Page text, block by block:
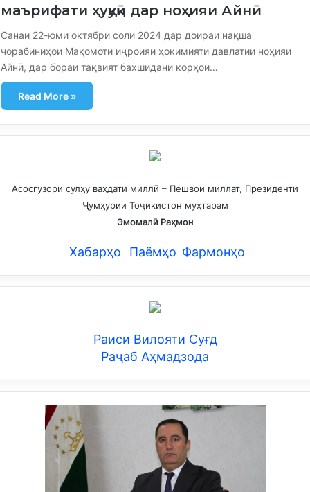
маърифати ҳуқуқӣ дар ноҳияи Айнӣ
Санаи 22-юми октябри соли 2024 дар доираи нақша
чорабиниҳои Мақомоти иҷроияи ҳокимияти давлатии ноҳияи
Айнӣ, дар бораи тақвият бахшидани корҳои…
Read More »
Асосгузори сулҳу ваҳдати миллӣ – Пешвои миллат, Президенти
Ҷумҳурии Тоҷикистон муҳтарам
Эмомалӣ Раҳмон
Хабарҳо Паёмҳо Фармонҳо
Раиси Вилояти Суғд
Раҷаб Аҳмадзода